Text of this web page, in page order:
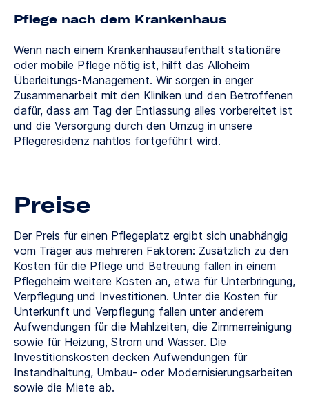
Pflege nach dem Krankenhaus
Wenn nach einem Krankenhausaufenthalt stationäre
oder mobile Pflege nötig ist, hilft das Alloheim
Überleitungs-Management. Wir sorgen in enger
Zusammenarbeit mit den Kliniken und den Betroffenen
dafür, dass am Tag der Entlassung alles vorbereitet ist
und die Versorgung durch den Umzug in unsere
Pflegeresidenz nahtlos fortgeführt wird.
Preise
Der Preis für einen Pflegeplatz ergibt sich unabhängig
vom Träger aus mehreren Faktoren: Zusätzlich zu den
Kosten für die Pflege und Betreuung fallen in einem
Pflegeheim weitere Kosten an, etwa für Unterbringung,
Verpflegung und Investitionen. Unter die Kosten für
Unterkunft und Verpflegung fallen unter anderem
Aufwendungen für die Mahlzeiten, die Zimmerreinigung
sowie für Heizung, Strom und Wasser. Die
Investitionskosten decken Aufwendungen für
Instandhaltung, Umbau- oder Modernisierungsarbeiten
sowie die Miete ab.